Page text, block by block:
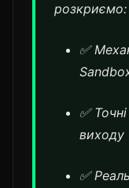
розкриємо:
✅
✅
виходу
✅